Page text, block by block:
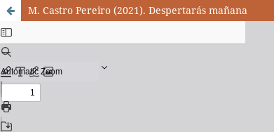
M. Castro Pereiro (2021). Despertarás mañana